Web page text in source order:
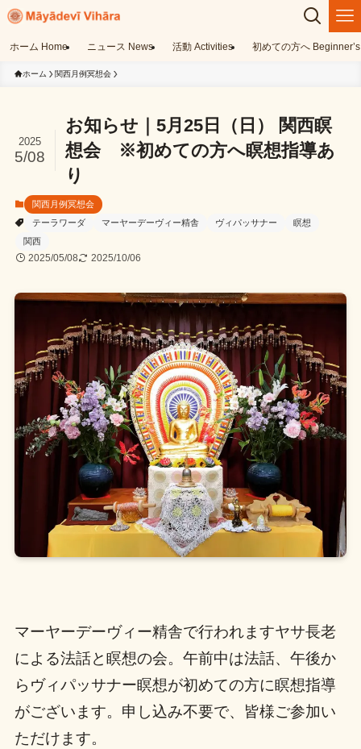
ホーム Home ニュース News 活動 Activities 初めての方へ
ホーム 関西月例冥想会
お知らせ｜5月25日（日） 関西瞑
想会 ※初めての方へ瞑想指導あ
り
2025
5/08
関西月例冥想会
テーラワーダ
マーヤーデーヴィー精舎 ヴィパッサナー
瞑想
関西
2025/05/08 2025/10/06
マーヤーデーヴィー精舎で行われますヤサ長老
による法話と瞑想の会。午前中は法話、午後か
らヴィパッサナー瞑想が初めての方に瞑想指導
がございます。申し込み不要で、皆様ご参加い
ただけます。